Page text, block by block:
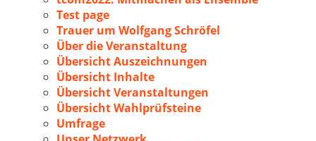
Test page
Trauer um Wolfgang Schröfel
Über die Veranstaltung
Übersicht Auszeichnungen
Übersicht Inhalte
Übersicht Veranstaltungen
Übersicht Wahlprüfsteine
Umfrage